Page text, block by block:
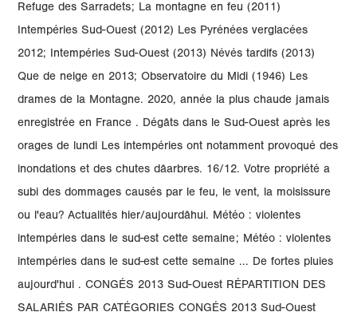
Refuge des Sarradets; La montagne en feu (2011)
Intempéries Sud-Ouest (2012) Les Pyrénées verglacées
2012; Intempéries Sud-Ouest (2013) Névés tardifs (2013)
Que de neige en 2013; Observatoire du Midi (1946) Les
drames de la Montagne. 2020, année la plus chaude jamais
enregistrée en France . Dégâts dans le Sud-Ouest après les
orages de lundi Les intempéries ont notamment provoqué des
inondations et des chutes dâarbres. 16/12. Votre propriété a
subi des dommages causés par le feu, le vent, la moisissure
ou l'eau? Actualités hier/aujourdâhui. Météo : violentes
intempéries dans le sud-est cette semaine; Météo : violentes
intempéries dans le sud-est cette semaine ... De fortes pluies
aujourd'hui . CONGÉS 2013 Sud-Ouest RÉPARTITION DES
SALARIÉS PAR CATÉGORIES CONGÉS 2013 Sud-Ouest